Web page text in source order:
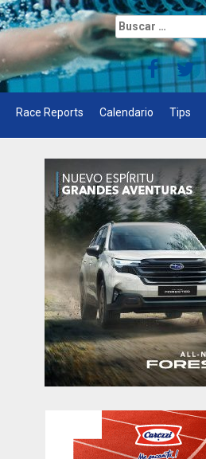
Buscar:
Race Reports Calendario Tips